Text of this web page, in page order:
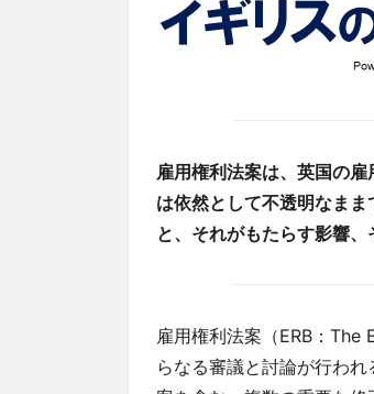
雇用権利法案は、英国の
は依然として不透明なま
と、それがもたらす影響、
雇用権利法案（ERB：
らなる審議と討論が行わ